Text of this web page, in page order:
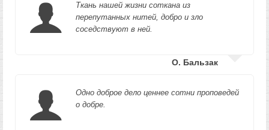
Ткань нашей жизни соткана из
перепутанных нитей, добро и зло
соседствуют в ней.
О. Бальзак
Одно доброе дело ценнее сотни проповедей
о добре.